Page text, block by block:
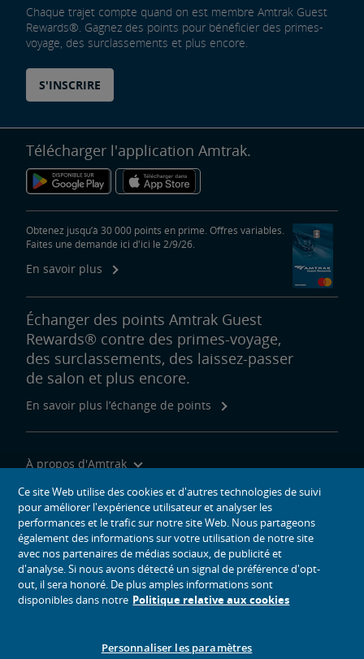
Passe multitrajets
Amtrak RideReserve
Restrictions applicables aux billets multi-trajets
Carte de chemin de fer Californie
Amtrak BidUp
Donnez un cadeau de la boutique Amtrak
Indispensables de voyage, assurance et plus encore
Chaque trajet compte quand on est membre Amtrak Guest
Rewards®. Gagnez des points pour bénéficier des primes-
voyage, des surclassements et plus encore.
S'INSCRIRE
Télécharger l'application Amtrak.
Obtenez jusqu’à 30 000 points en prime. Offres variables.
Faites une demande ici d'ici le 2/9/26.
En savoir plus
Échanger des points Amtrak Guest
Rewards® contre des primes-voyage,
des surclassements, des laissez-passer
de salon et plus encore.
En savoir plus l’échange de points
À propos d'Amtrak
Voyager avec nous
Outils du site
icônes de médias sociaux
Amtrak sur Facebook s’ouvre dans une nouvelle fenêtre
Amtrak sur Twitter s’ouvre dans une nouvelle fenêtre
Amtrak sur Instagram s’ouvre dans une nouvelle fenêtre
Amtrak sur Linkedin s’ouvre dans une nouvelle fenêtre
Amtrak sur Youtube s’ouvre dans une nouvelle
Pinterest s’ouvre dans une nouvelle
National Railroad Passenger Corporation
Ce site Web utilise des cookies et d'autres technologies de suivi
pour améliorer l'expérience utilisateur et analyser les
performances et le trafic sur notre site Web. Nous partageons
également des informations sur votre utilisation de notre site
avec nos partenaires de médias sociaux, de publicité et
d'analyse. Si nous avons détecté un signal de préférence d'opt-
out, il sera honoré. De plus amples informations sont
disponibles dans notre Politique relative aux cookies
Personnaliser les paramètres